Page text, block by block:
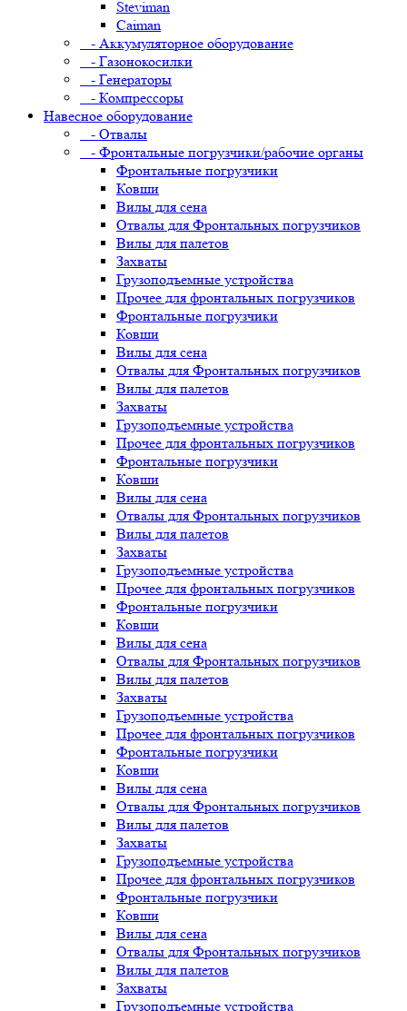
Steviman
Caiman
- Аккумуляторное оборудование
- Газонокосилки
- Генераторы
- Компрессоры
Навесное оборудование
- Отвалы
- Фронтальные погрузчики/рабочие органы
Фронтальные погрузчики
Ковши
Вилы для сена
Отвалы для Фронтальных погрузчиков
Вилы для палетов
Захваты
Грузоподъемные устройства
Прочее для фронтальных погрузчиков
Фронтальные погрузчики
Ковши
Вилы для сена
Отвалы для Фронтальных погрузчиков
Вилы для палетов
Захваты
Грузоподъемные устройства
Прочее для фронтальных погрузчиков
Фронтальные погрузчики
Ковши
Вилы для сена
Отвалы для Фронтальных погрузчиков
Вилы для палетов
Захваты
Грузоподъемные устройства
Прочее для фронтальных погрузчиков
Фронтальные погрузчики
Ковши
Вилы для сена
Отвалы для Фронтальных погрузчиков
Вилы для палетов
Захваты
Грузоподъемные устройства
Прочее для фронтальных погрузчиков
Фронтальные погрузчики
Ковши
Вилы для сена
Отвалы для Фронтальных погрузчиков
Вилы для палетов
Захваты
Грузоподъемные устройства
Прочее для фронтальных погрузчиков
Фронтальные погрузчики
Ковши
Вилы для сена
Отвалы для Фронтальных погрузчиков
Вилы для палетов
Захваты
Грузоподъемные устройства